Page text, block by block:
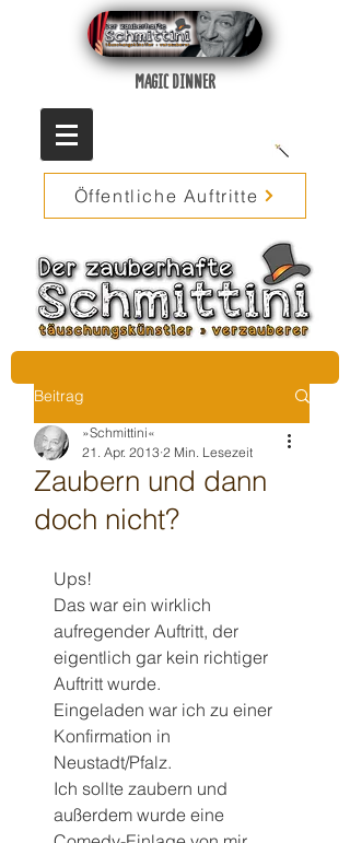
MAGIC DINNER
Öffentliche Auftritte
Beitrag
Zaubern und dann
doch nicht?
»Schmittini«
21. Apr. 2013 2 Min. Lesezeit
Ups!
Das war ein wirklich
aufregender Auftritt, der
eigentlich gar kein richtiger
Auftritt wurde.
Eingeladen war ich zu einer
Konfirmation in
Neustadt/Pfalz.
Ich sollte zaubern und
außerdem wurde eine